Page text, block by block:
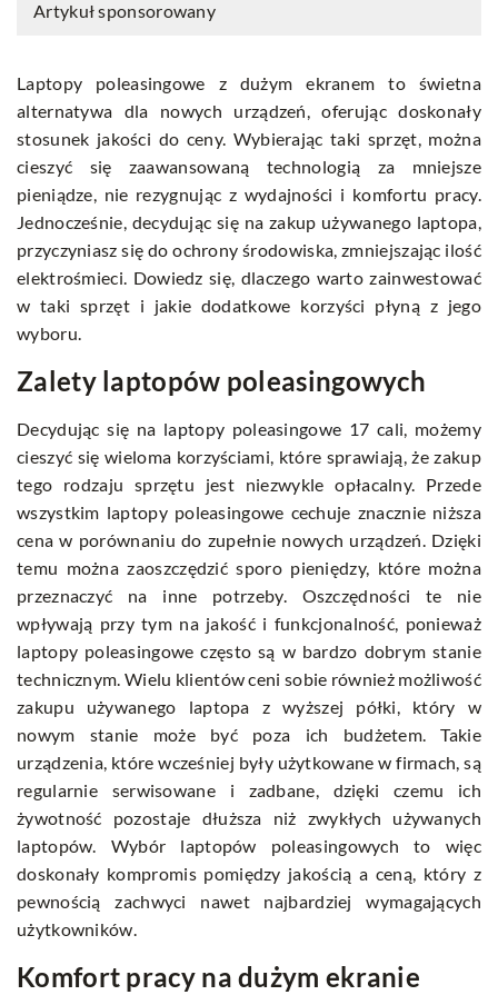
Artykuł sponsorowany
Laptopy poleasingowe z dużym ekranem to świetna
alternatywa dla nowych urządzeń, oferując doskonały
stosunek jakości do ceny. Wybierając taki sprzęt, można
cieszyć się zaawansowaną technologią za mniejsze
pieniądze, nie rezygnując z wydajności i komfortu pracy.
Jednocześnie, decydując się na zakup używanego laptopa,
przyczyniasz się do ochrony środowiska, zmniejszając ilość
elektrośmieci. Dowiedz się, dlaczego warto zainwestować
w taki sprzęt i jakie dodatkowe korzyści płyną z jego
wyboru.
Zalety laptopów poleasingowych
Decydując się na laptopy poleasingowe 17 cali, możemy
cieszyć się wieloma korzyściami, które sprawiają, że zakup
tego rodzaju sprzętu jest niezwykle opłacalny. Przede
wszystkim laptopy poleasingowe cechuje znacznie niższa
cena w porównaniu do zupełnie nowych urządzeń. Dzięki
temu można zaoszczędzić sporo pieniędzy, które można
przeznaczyć na inne potrzeby. Oszczędności te nie
wpływają przy tym na jakość i funkcjonalność, ponieważ
laptopy poleasingowe często są w bardzo dobrym stanie
technicznym. Wielu klientów ceni sobie również możliwość
zakupu używanego laptopa z wyższej półki, który w
nowym stanie może być poza ich budżetem. Takie
urządzenia, które wcześniej były użytkowane w firmach, są
regularnie serwisowane i zadbane, dzięki czemu ich
żywotność pozostaje dłuższa niż zwykłych używanych
laptopów. Wybór laptopów poleasingowych to więc
doskonały kompromis pomiędzy jakością a ceną, który z
pewnością zachwyci nawet najbardziej wymagających
użytkowników.
Komfort pracy na dużym ekranie